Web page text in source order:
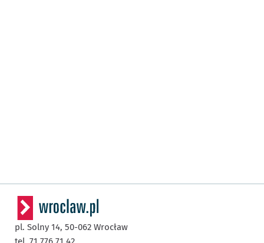
pl. Solny 14, 50-062 Wrocław